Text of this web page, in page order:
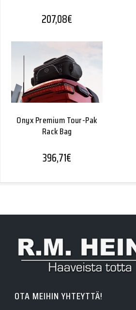
207,08€
Onyx Premium Tour-Pak
Rack Bag
396,71€
OTA MEIHIN YHTEYTTÄ!